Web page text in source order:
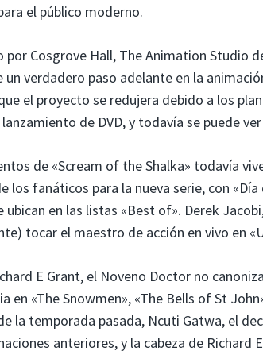
el público moderno.
por Cosgrove Hall, The Animation Studio
un verdadero paso adelante en la
el proyecto se redujera debido a los
de DVD, y todavía se puede
de «Scream of the Shalka» todavía
los fanáticos para la nueva serie, con
ubican en las listas «Best of». Derek
tocar el maestro de acción en vivo en
E Grant, el Noveno Doctor no
en «The Snowmen», «The Bells of St
la temporada pasada, Ncuti Gatwa, el
anteriores, y la cabeza de